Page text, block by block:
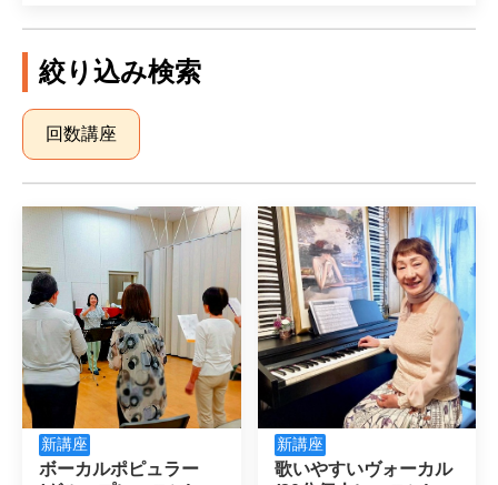
絞り込み検索
回数講座
新講座
ボーカルポピュラー
新講座
歌いやすいヴォーカル